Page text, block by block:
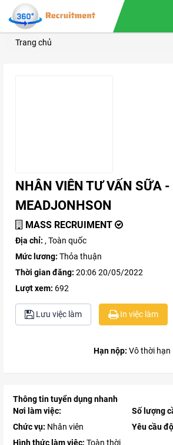
Trang chủ
NHÂN VIÊN TƯ VẤN SỮA -
MEADJONHSON
MASS RECRUIMENT
Địa chỉ: , Toàn quốc
Mức lương: Thỏa thuận
Thời gian đăng: 20:06 20/05/2022
Lượt xem: 692
Lưu việc làm In việc làm
Hạn nộp: Vô thời hạn
Thông tin tuyển dụng nhanh
Nơi làm việc:
Chức vụ: Nhân viên
Hình thức làm việc: Toàn thời
Số lượng
Yêu cầu